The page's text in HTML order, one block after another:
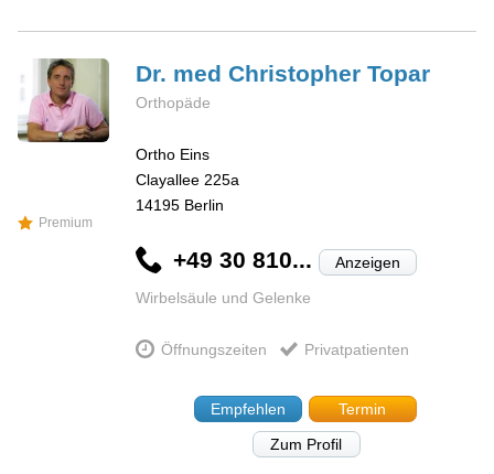
Premium
Dr. med ChristopherTopar
Orthopäde
Ortho Eins
Clayallee 225a
14195 Berlin
+49 30 810... Anzeigen
Wirbelsäule und Gelenke
Öffnungszeiten Privatpatienten
Empfehlen
Termin
Zum Profil